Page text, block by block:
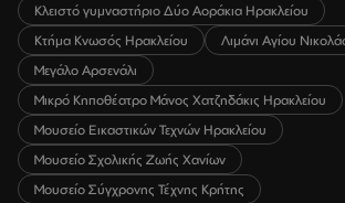
Κλειστό γυμναστήριο Δύο Αοράκια Ηρακλείου
Κτήμα Κνωσός Ηρακλείου
Λιμάνι Αγίου
Μεγάλο Αρσενάλι
Μικρό Κηποθέατρο Μάνος Χατζηδάκις Ηρακλείου
Μουσείο Εικαστικών Τεχνών Ηρακλείου
Μουσείο Σχολικής Ζωής Χανίων
Μουσείο Σύγχρονης Τέχνης Κρήτης